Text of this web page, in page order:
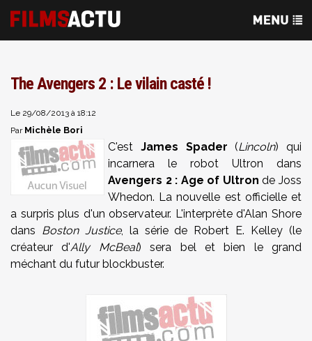
The Avengers 2 : Le vilain casté !
Le 29/08/2013 à 18:12
Par Michèle Bori
C'est James Spader(Lincoln) qui
incarnera le robot Ultron dans
Avengers 2 : Age of Ultron de Joss
Whedon. La nouvelle est officielle et
a surpris plus d'un observateur. L'interprète d'Alan Shore
dans Boston Justice, la série de Robert E. Kelley (le
créateur d'Ally McBeal) sera bel et bien le grand
méchant du futur blockbuster.